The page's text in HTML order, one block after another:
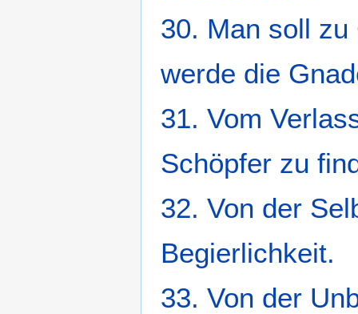
30. Man soll
werde die
31. Vom
Schöpfer zu
32. Von der
Begierlichkeit.
33. Von der